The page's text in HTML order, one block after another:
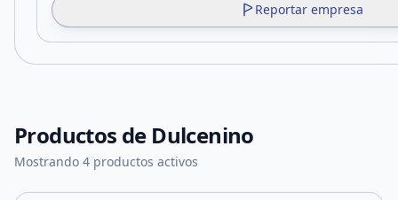
Reportar empresa
Productos de Dulcenino
Mostrando 4 productos activos